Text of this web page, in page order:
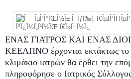
ΕΝΑΣ ΓΙΑΤΡΟΣ ΚΑΙ ΕΝΑΣ
ΚΕΕΛΠΝΟ έρχονται εκτάκτως το
κλιμάκιο ιατρών θα έρθει την
πληροφόρησε ο Ιατρικός